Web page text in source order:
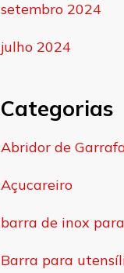
setembro 2024
julho 2024
Categorias
Abridor de
Açucareiro
barra de inox
Barra para